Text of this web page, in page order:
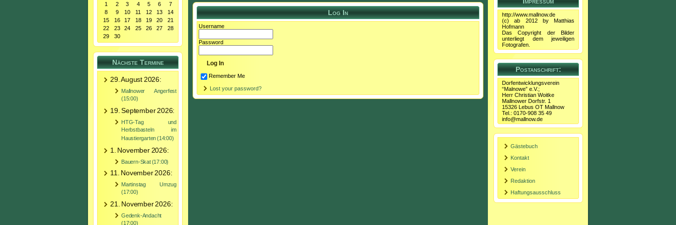
1 2 3 4 5 6
7
8
9 10 11 12 13
14
15
16 17 18 19 20
21
22
23 24 25 26 27
28
29
30
Nächste Termine
29. August 2026:
Mallnower Angerfest
(15:00)
19. September 2026:
HTG-Tag und
Herbstbasteln im
Haustiergarten (14:00)
1. November 2026:
Bauern-Skat (17:00)
11. November 2026:
Martinstag Umzug
(17:00)
21. November 2026:
Gedenk-Andacht
Log In
Username
Password
Remember Me
Lost your password?
http://www.mallnow.de
(c) ab 2012 by Matthias
Hofmann
Das Copyright der Bilder
unterliegt dem jeweiligen
Fotografen.
Postanschrift:
Dorfentwicklungsverein
“Malnowe” e.V.;
Herr Christian Woitke
Mallnower Dorfstr. 1
15326 Lebus OT Mallnow
Tel.: 0170-908 35 49
info@mallnow.de
Gästebuch
Kontakt
Verein
Redaktion
Haftungsausschluss